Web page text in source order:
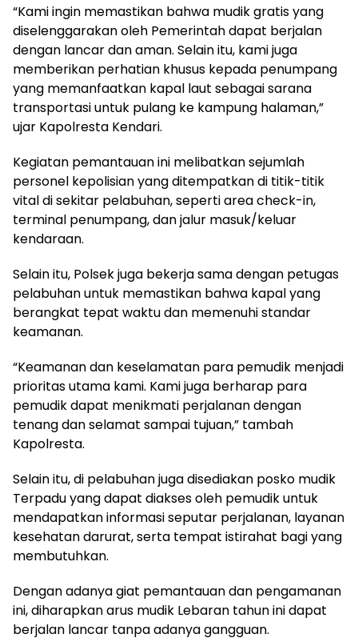
“Kami ingin memastikan bahwa mudik gratis yang
diselenggarakan oleh Pemerintah dapat berjalan
dengan lancar dan aman. Selain itu, kami juga
memberikan perhatian khusus kepada penumpang
yang memanfaatkan kapal laut sebagai sarana
transportasi untuk pulang ke kampung halaman,”
ujar Kapolresta Kendari.
Kegiatan pemantauan ini melibatkan sejumlah
personel kepolisian yang ditempatkan di titik-titik
vital di sekitar pelabuhan, seperti area check-in,
terminal penumpang, dan jalur masuk/keluar
kendaraan.
Selain itu, Polsek juga bekerja sama dengan petugas
pelabuhan untuk memastikan bahwa kapal yang
berangkat tepat waktu dan memenuhi standar
keamanan.
“Keamanan dan keselamatan para pemudik menjadi
prioritas utama kami. Kami juga berharap para
pemudik dapat menikmati perjalanan dengan
tenang dan selamat sampai tujuan,” tambah
Kapolresta.
Selain itu, di pelabuhan juga disediakan posko mudik
Terpadu yang dapat diakses oleh pemudik untuk
mendapatkan informasi seputar perjalanan, layanan
kesehatan darurat, serta tempat istirahat bagi yang
membutuhkan.
Dengan adanya giat pemantauan dan pengamanan
ini, diharapkan arus mudik Lebaran tahun ini dapat
berjalan lancar tanpa adanya gangguan.